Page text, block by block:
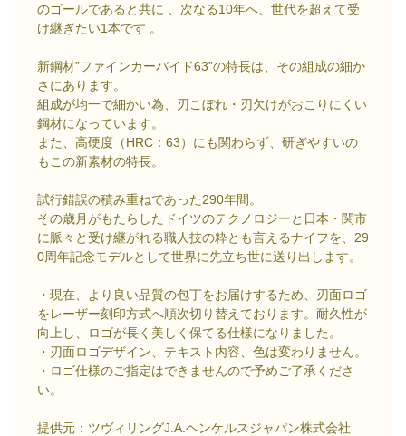
のゴールであると共に 、次なる10年へ、世代を超えて受
け継ぎたい1本です 。
新鋼材”ファインカーバイド63”の特長は、その組成の細か
さにあります。
組成が均一で細かい為、刃こぼれ・刃欠けがおこりにくい
鋼材になっています。
また、高硬度（HRC：63）にも関わらず、研ぎやすいの
もこの新素材の特長。
試行錯誤の積み重ねであった290年間。
その歳月がもたらしたドイツのテクノロジーと日本・関市
に脈々と受け継がれる職人技の粋とも言えるナイフを、29
0周年記念モデルとして世界に先立ち世に送り出します。
・現在、より良い品質の包丁をお届けするため、刃面ロゴ
をレーザー刻印方式へ順次切り替えております。耐久性が
向上し、ロゴが長く美しく保てる仕様になりました。
・刃面ロゴデザイン、テキスト内容、色は変わりません。
・ロゴ仕様のご指定はできませんので予めご了承くださ
い。
提供元：ツヴィリングJ.A.ヘンケルスジャパン株式会社